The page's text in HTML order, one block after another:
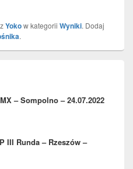
Yokow kategorii Wyniki. Dodaj
.
– Sompolno – 24.07.2022
III Runda – Rzeszów –